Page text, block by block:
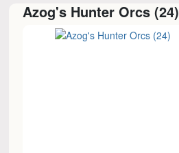
Azog's Hunter Orcs (24)